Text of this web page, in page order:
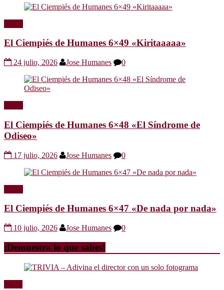
El Ciempiés de Humanes 6×49 «Kiritaaaaa»
24 julio, 2026 Jose Humanes 0
El Ciempiés de Humanes 6×48 «El Síndrome de
Odiseo»
17 julio, 2026 Jose Humanes 0
El Ciempiés de Humanes 6×47 «De nada por nada»
10 julio, 2026 Jose Humanes 0
¡Demuestra lo que sabes!